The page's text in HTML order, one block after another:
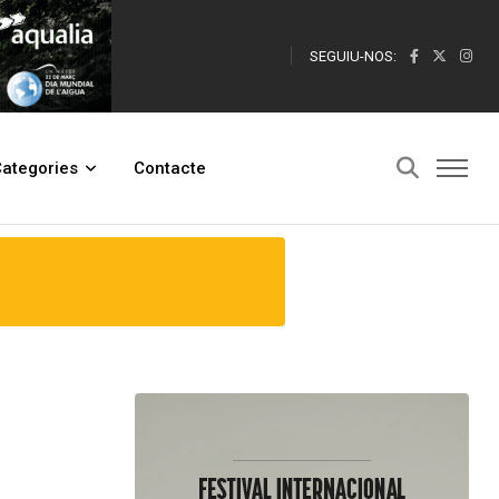
SEGUIU-NOS:
Contacte